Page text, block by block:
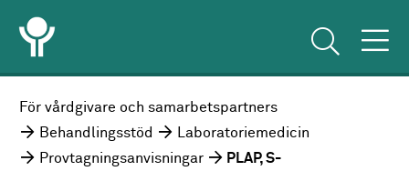
För vårdgivare och samarbetspartners
Behandlingsstöd
Laboratoriemedicin
Provtagningsanvisningar
PLAP, S-